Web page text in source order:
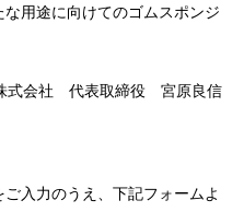
用途に向けてのゴムスポンジ
式会社 代表取締役 宮原良信
入力のうえ、下記フォームよ